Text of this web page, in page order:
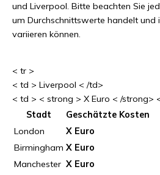
und Liverpool. Bitte beachten Sie
um Durchschnittswerte handelt und
variieren können.
< tr >
< td > Liverpool < /td>
< td > < strong > X Euro < /strong>
Stadt
Geschätzte Kosten
London
X Euro
Birmingham X Euro
Manchester X Euro